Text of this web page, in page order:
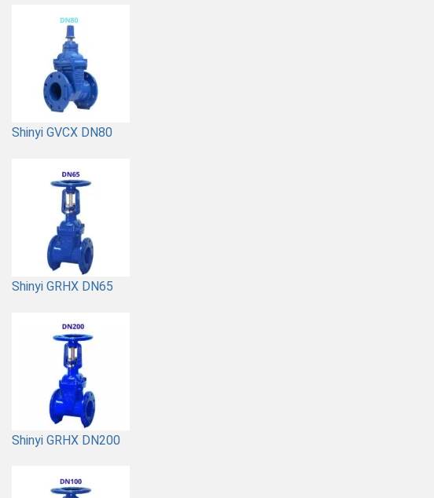
Shinyi GVCX DN80
Shinyi GRHX DN65
Shinyi GRHX DN200